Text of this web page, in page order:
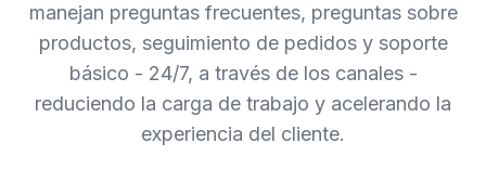
manejan preguntas frecuentes, preguntas sobre
productos, seguimiento de pedidos y soporte
básico - 24/7, a través de los canales -
reduciendo la carga de trabajo y acelerando la
experiencia del cliente.